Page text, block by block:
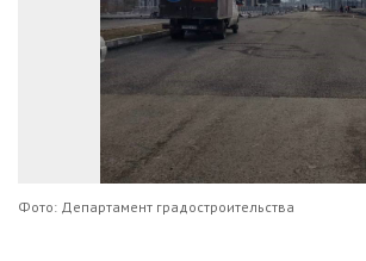
Фото: Департамент градостроительства